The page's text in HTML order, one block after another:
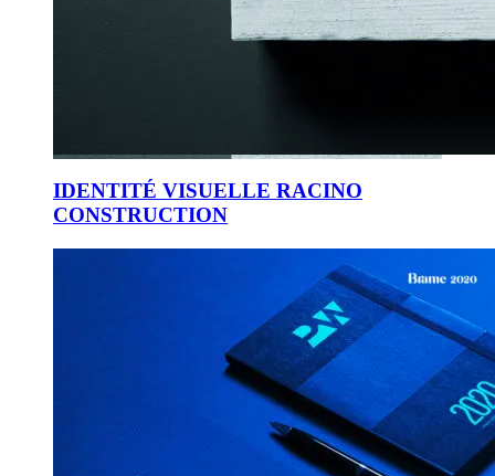
IDENTITÉ VISUELLE RACINO
CONSTRUCTION